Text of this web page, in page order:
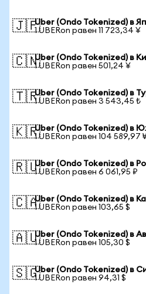
🇯🇵Uber (Ondo Tokenized) в
1 UBERon равен 11 723,34 ¥
🇨🇳Uber (Ondo Tokenized) в
1 UBERon равен 501,24 ¥
🇹🇷Uber (Ondo Tokenized) в
1 UBERon равен 3 543,45 ₺
🇰🇷Uber (Ondo Tokenized) в
1 UBERon равен 104 589,97
🇷🇺Uber (Ondo Tokenized) в
1 UBERon равен 6 061,95 ₽
🇨🇦Uber (Ondo Tokenized) в
1 UBERon равен 103,65 $
🇦🇺Uber (Ondo Tokenized) в
1 UBERon равен 105,30 $
🇸🇬Uber (Ondo Tokenized) в
1 UBERon равен 94,31 $